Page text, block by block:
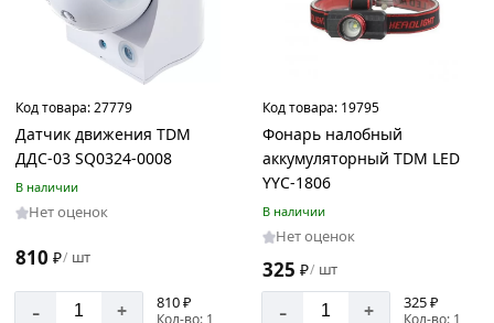
Код товара:27779
Датчик движения TDM
ДДС-03 SQ0324-0008
В наличии
Нет оценок
810 ₽/ шт
- + 810 ₽
Код товара: 19795
Фонарь налобный
аккумуляторный TDM LED
YYC-1806
В наличии
Нет оценок
325 ₽/ шт
- + 325 ₽